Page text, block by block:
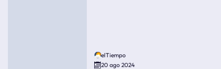
elTiempo
20 ago 2024